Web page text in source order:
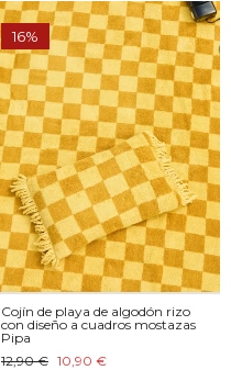
16%
Cojín de playa de algodón rizo
con diseño a cuadros mostazas
Pipa
12,90 € 10,90 €